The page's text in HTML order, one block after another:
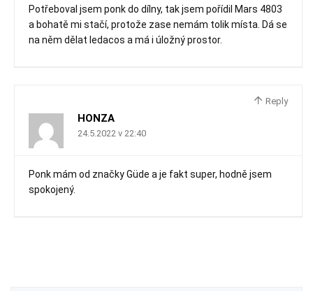
Potřeboval jsem ponk do dílny, tak jsem pořídil Mars 4803
a bohatě mi stačí, protože zase nemám tolik místa. Dá se
na něm dělat ledacos a má i úložný prostor.
Reply
HONZA
24.5.2022 v 22:40
Ponk mám od značky Güde a je fakt super, hodně jsem
spokojený.